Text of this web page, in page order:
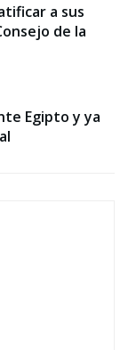
a sus
de la
Egipto y ya